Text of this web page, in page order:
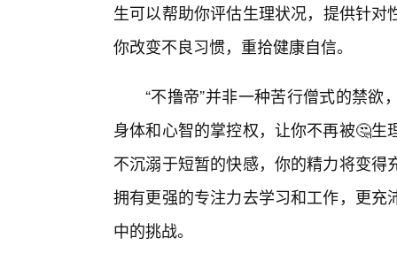
生可以帮助你评估生理状况，提供针
你改变不良习惯，重拾健康自信。
“不撸帝”并非一种苦行僧式的禁
身体和心智的掌控权，让你不再被🤔
不沉溺于短暂的快感，你的精力将变
拥有更强的专注力去学习和工作，更
中的挑战。